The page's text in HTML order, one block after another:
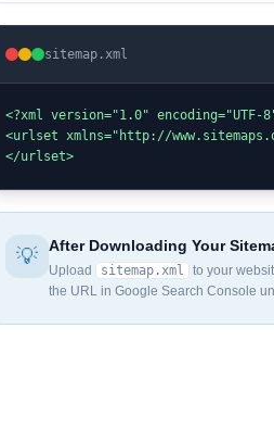
sitemap.xml
<?xml version="1.0" encoding="UTF-
<urlset xmlns="http://
</urlset>
💡 After Downloading Your
Upload sitemap.xml to your
the URL in Google Search Console